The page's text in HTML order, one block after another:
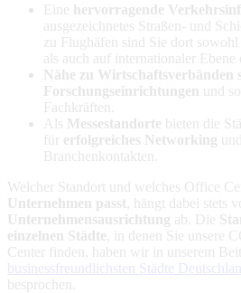
Eine hervorragende
ausgezeichnetes Straßen- und
zu Flughäfen sind Sie dort sowohl
als auch auf internationaler Ebene
Nähe zu Wirtschaftsverbänden
Forschungseinrichtungen und
Fachkräften.
Als Messestandorte bieten die
für erfolgreiches Networking
Branchenkontakten.
Welcher Standort und welches Office
Unternehmen passt
, hängt dabei stets
Unternehmensausrichtung ab. Die
einzelnen Städte , in denen Sie unsere
Center finden, haben wir in unserem
businessfreundlichsten Städte
besprochen.